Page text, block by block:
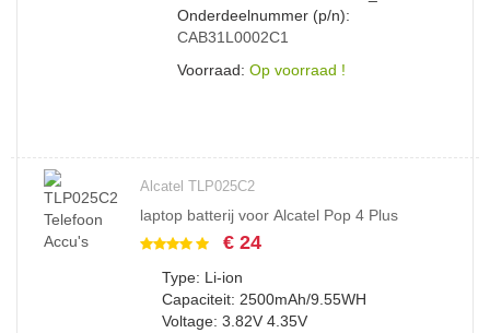
Onderdeelnummer (p/n):
CAB31L0002C1
Voorraad: Op voorraad !
Alcatel TLP025C2
laptop batterij voor Alcatel Pop 4 Plus
€ 24
Type: Li-ion
Capaciteit: 2500mAh/9.55WH
Voltage: 3.82V 4.35V